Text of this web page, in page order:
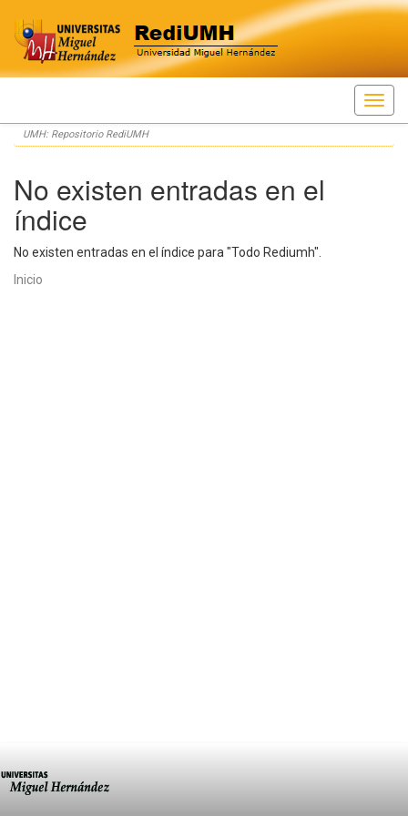
Skip
navigation
UMH: Repositorio RediUMH
No existen entradas en el
índice
No existen entradas en el índice para "Todo Rediumh".
Inicio